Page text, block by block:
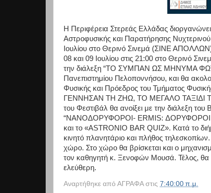
H Περιφέρεια Στερεάς Ελλάδας
Αστροφυσικής και Παρατήρησης
Ιουλίου στο Θερινό Σινεμά (ΣΙΝΕ ΑΠΟΛΛΩΝ)
08 και 09 Ιουλίου στις 21:00 στο Θερινό
την διάλεξη “ΤΟ ΣΥΜΠΑΝ ΩΣ ΜΗΝΥΜΑ
Πανεπιστημίου Πελοποννήσου, και θα
Φυσικής και Πρόεδρος του Τμήματος
ΓΕΝΝΗΣΑΝ ΤΗ ΖΗΩ, ΤΟ ΜΕΓΑΛΟ ΤΑΞΙΔΙ
του Φεστιβάλ θα ανοίξει με την διάλεξη
“ΝΑΝΟΔΟΡΥΦΟΡΟΙ- ERMIS: ΔΟΡΥΦΟΡΟΙ
και το «ASTRONIO BAR QUIZ». Κατά το
κινητό πλανητάριο και πλήθος
χώρο. Στο χώρο θα βρίσκεται και ο
τον καθηγητή κ. Ξενοφών Μουσά. Τέλος, θα
ελεύθερη.
Αναρτήθηκε από ΑΓΡΑΦΑ στις 7:40:00 π.μ.